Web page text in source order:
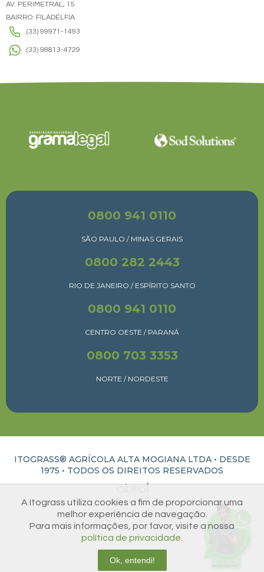
AV. PERIMETRAL, 15
BAIRRO: FILADÉLFIA
(33) 99971-1493
(33) 98813-4729
0800 941 0110
SÃO PAULO / MINAS GERAIS
0800 282 2443
RIO DE JANEIRO / ESPÍRITO SANTO
0800 941 0110
CENTRO OESTE / PARANÁ
0800 703 3353
NORTE / NORDESTE
ITOGRASS® AGRÍCOLA ALTA MOGIANA LTDA • DESDE
1975 • TODOS OS DIREITOS RESERVADOS
A Itograss utiliza cookies a fim de proporcionar uma
melhor experiência de navegação.
Para mais informações, por favor, visite a nossa
política de privacidade.
Ok, entendi!